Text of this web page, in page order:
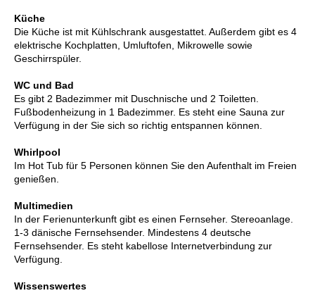
Küche
Die Küche ist mit Kühlschrank ausgestattet. Außerdem gibt es 4
elektrische Kochplatten, Umluftofen, Mikrowelle sowie
Geschirrspüler.
WC und Bad
Es gibt 2 Badezimmer mit Duschnische und 2 Toiletten.
Fußbodenheizung in 1 Badezimmer. Es steht eine Sauna zur
Verfügung in der Sie sich so richtig entspannen können.
Whirlpool
Im Hot Tub für 5 Personen können Sie den Aufenthalt im Freien
genießen.
Multimedien
In der Ferienunterkunft gibt es einen Fernseher. Stereoanlage.
1-3 dänische Fernsehsender. Mindestens 4 deutsche
Fernsehsender. Es steht kabellose Internetverbindung zur
Verfügung.
Wissenswertes